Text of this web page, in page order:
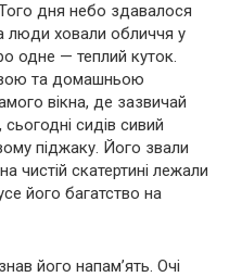
Того дня небо здавалося
люди ховали обличчя у
одне — теплий куток.
та домашньою
вікна, де зазвичай
сидів сивий
піджаку. Його звали
чистій скатертині лежали
його багатство на
його напам’ять. Очі